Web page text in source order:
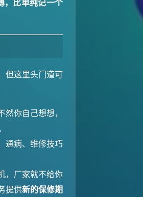
，比单纯记一个
这里头门道可
你自己想想，
通病、维修技巧
，厂家就不给你
提供新的保修期